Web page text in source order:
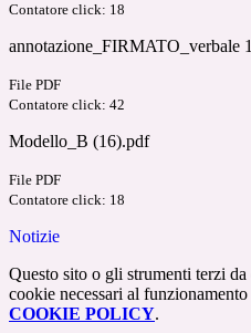
Contatore click: 18
annotazione_FIRMATO_verbale
File PDF
Contatore click: 42
Modello_B (16).pdf
File PDF
Contatore click: 18
Notizie
Questo sito o gli strumenti terzi
cookie necessari al
COOKIE POLICY.